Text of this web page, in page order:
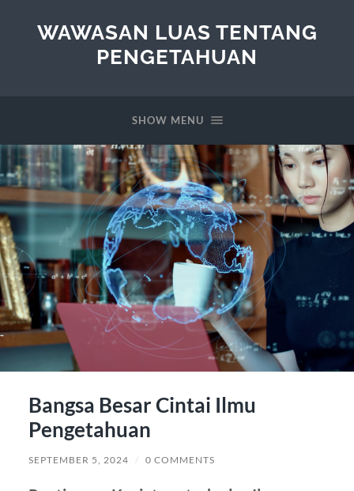
WAWASAN LUAS TENTANG
PENGETAHUAN
SHOW MENU
Bangsa Besar Cintai Ilmu
Pengetahuan
SEPTEMBER 5, 2024 / 0 COMMENTS